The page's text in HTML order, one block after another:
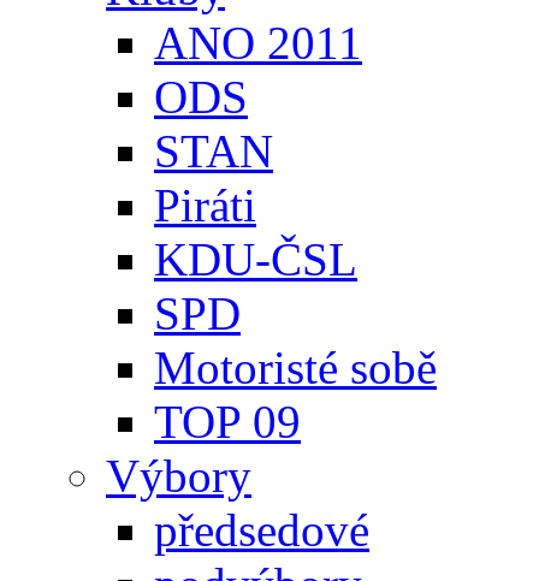
ANO 2011
ODS
STAN
Piráti
KDU-ČSL
SPD
Motoristé sobě
TOP 09
Výbory
předsedové